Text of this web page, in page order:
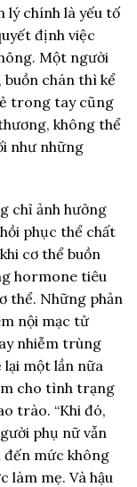
lý chính là yếu tố
định việc
Một người
chán thì kể
trong tay cũng
không thể
như những
chỉ ảnh hưởng
phục thể chất
cơ thể buồn
hormone tiêu
thể. Những phản
nội mạc tử
nhiễm trùng
một lần nữa
cho tình trạng
trào. “Khi đó,
phụ nữ vẫn
đến mức không
làm mẹ. Và hậu